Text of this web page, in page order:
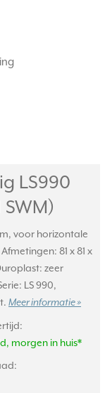
LS990
voor horizontale
81 x 81 x
zeer
LS 990,
Meer informatie »
morgen in huis*